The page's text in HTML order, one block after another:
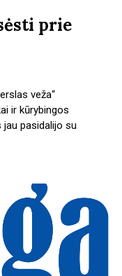
prie
veža“
ir kūrybingos
pasidalijo su